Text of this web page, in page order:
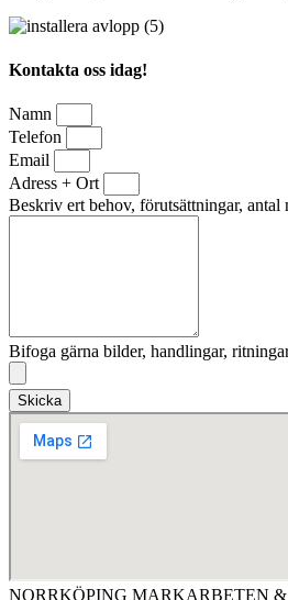
Kontakta oss idag!
Namn
Telefon
Email
Adress + Ort
Beskriv ert behov, förutsättningar, antal
Bifoga gärna bilder, handlingar,
Skicka
NORRKÖPING MARKARBETEN &